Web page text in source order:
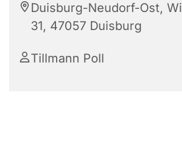
Duisburg-Neudorf-Ost,
31, 47057 Duisburg
Tillmann Poll